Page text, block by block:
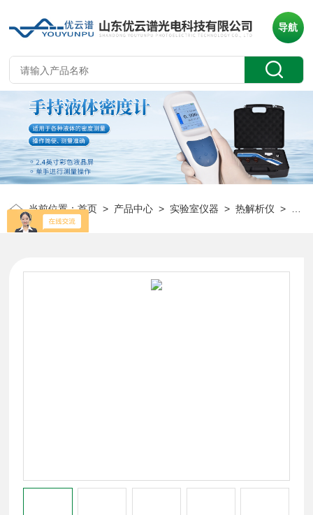
导航
当前位置：首页 > 产品中心 > 实验室仪器 >热解析仪 > 智能热解析仪热脱附仪